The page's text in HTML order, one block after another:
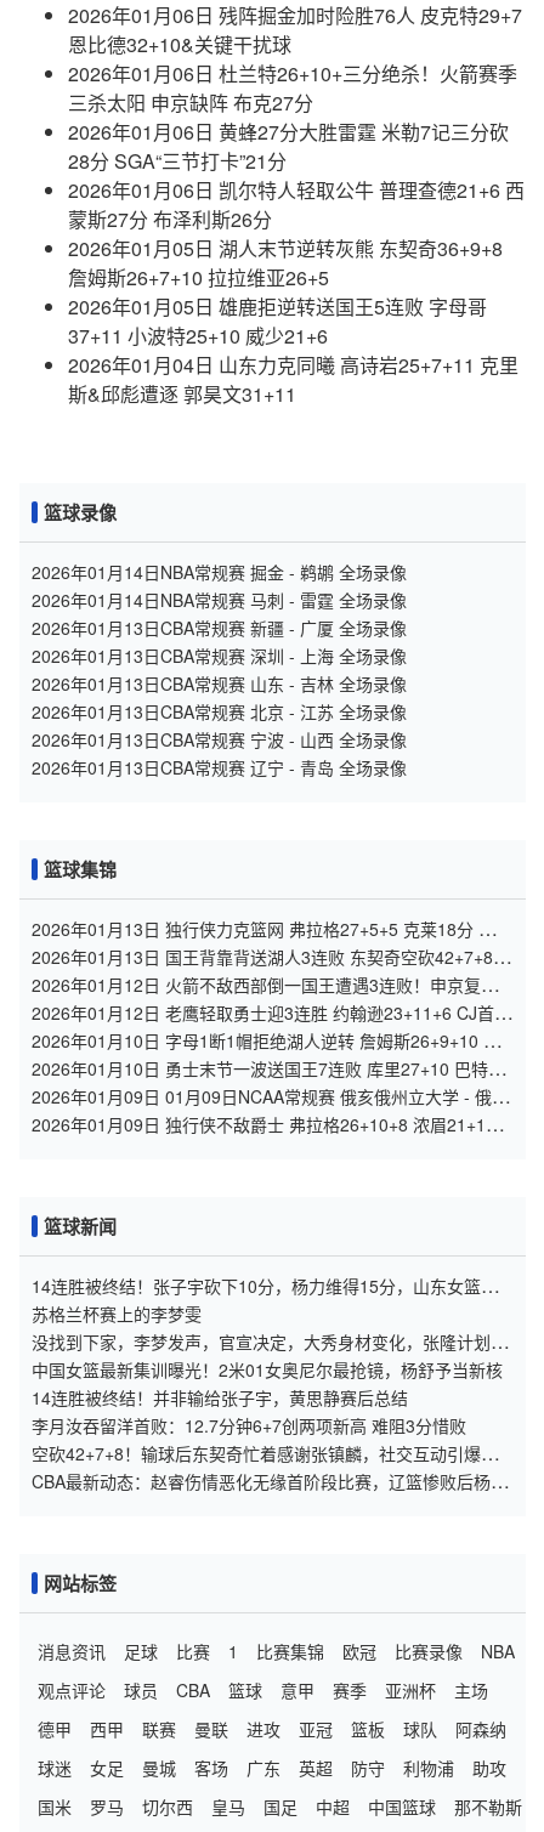
2026年01月06日 残阵掘金加时险胜76人 皮克特29+7
恩比德32+10&关键干扰球
2026年01月06日 杜兰特26+10+三分绝杀！火箭赛季
三杀太阳 申京缺阵 布克27分
2026年01月06日 黄蜂27分大胜雷霆 米勒7记三分砍
28分 SGA“三节打卡”21分
2026年01月06日 凯尔特人轻取公牛 普理查德21+6 西
蒙斯27分 布泽利斯26分
2026年01月05日 湖人末节逆转灰熊 东契奇36+9+8
詹姆斯26+7+10 拉拉维亚26+5
2026年01月05日 雄鹿拒逆转送国王5连败 字母哥
37+11 小波特25+10 威少21+6
2026年01月04日 山东力克同曦 高诗岩25+7+11 克里
斯&邱彪遭逐 郭昊文31+11
篮球录像
2026年01月14日NBA常规赛 掘金 - 鹈鹕 全场录像
2026年01月14日NBA常规赛 马刺 - 雷霆 全场录像
2026年01月13日CBA常规赛 新疆 - 广厦 全场录像
2026年01月13日CBA常规赛 深圳 - 上海 全场录像
2026年01月13日CBA常规赛 山东 - 吉林 全场录像
2026年01月13日CBA常规赛 北京 - 江苏 全场录像
2026年01月13日CBA常规赛 宁波 - 山西 全场录像
2026年01月13日CBA常规赛 辽宁 - 青岛 全场录像
篮球集锦
2026年01月13日 独行侠力克篮网 弗拉格27+5+5 克莱18分 小波
特28+9
2026年01月13日 国王背靠背送湖人3连败 东契奇空砍42+7+8+4
断 威少22+5+7
2026年01月12日 火箭不敌西部倒一国王遭遇3连败！申京复出
19+9 阿门31+13+6
2026年01月12日 老鹰轻取勇士迎3连胜 约翰逊23+11+6 CJ首秀
12分 库里31+5
2026年01月10日 字母1断1帽拒绝湖人逆转 詹姆斯26+9+10 东
契奇25中8&致命6犯
2026年01月10日 勇士末节一波送国王7连败 库里27+10 巴特勒
15分 德罗赞24分
2026年01月09日 01月09日NCAA常规赛 俄亥俄州立大学 - 俄勒
冈大学 集锦
2026年01月09日 独行侠不敌爵士 弗拉格26+10+8 浓眉21+11&
篮球新闻
14连胜被终结！张子宇砍下10分，杨力维得15分，山东女篮击
败广东
苏格兰杯赛上的李梦雯
没找到下家，李梦发声，官宣决定，大秀身材变化，张隆计划落
空
中国女篮最新集训曝光！2米01女奥尼尔最抢镜，杨舒予当新核
14连胜被终结！并非输给张子宇，黄思静赛后总结
李月汝吞留洋首败：12.7分钟6+7创两项新高 难阻3分惜败
空砍42+7+8！输球后东契奇忙着感谢张镇麟，社交互动引爆网
络！
CBA最新动态：赵睿伤情恶化无缘首阶段比赛，辽篮惨败后杨鸣
网站标签
消息资讯 足球 比赛 1 比赛集锦 欧冠 比赛录像
NBA
观点评论
球员 CBA 篮球 意甲 赛季 亚洲杯
主场
德甲
西甲 联赛 曼联 进攻 亚冠 篮板 球队
阿森纳
球迷
女足 曼城 客场 广东 英超 防守 利物浦
助攻
国米
罗马 切尔西 皇马 国足 中超 中国篮球 那不勒斯